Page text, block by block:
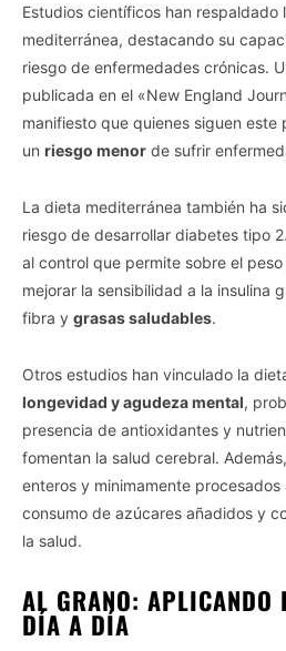
Estudios científicos han respaldado
mediterránea, destacando su
riesgo de enfermedades crónicas.
publicada en el «New England
manifiesto que quienes siguen este
un riesgo menor de sufrir
La dieta mediterránea también ha
riesgo de desarrollar diabetes tipo
al control que permite sobre el
mejorar la sensibilidad a la insulina
fibra y grasas saludables.
Otros estudios han vinculado la
longevidad y agudeza mental,
presencia de antioxidantes y
fomentan la salud cerebral.
enteros y minimamente
consumo de azúcares añadidos y
la salud.
AL GRANO: APLICANDO
DÍA A DÍA